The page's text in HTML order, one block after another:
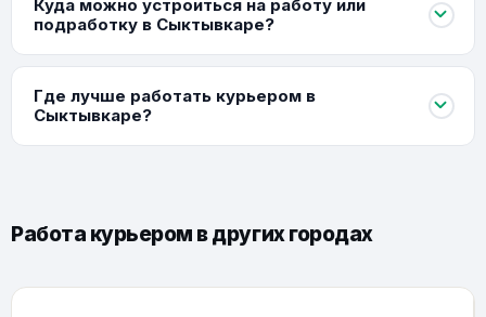
Куда можно устроиться на работу или
подработку в Сыктывкаре?
Где лучше работать курьером в
Сыктывкаре?
Работа курьером в других городах